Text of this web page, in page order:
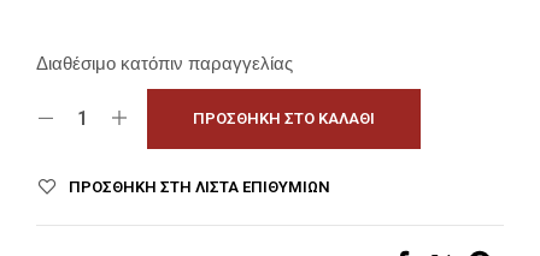
Διαθέσιμο κατόπιν παραγγελίας
ΠΡΟΣΘΉΚΗ ΣΤΟ ΚΑΛΆΘΙ
ΠΡΟΣΘΉΚΗ ΣΤΗ ΛΊΣΤΑ ΕΠΙΘΥΜΙΏΝ